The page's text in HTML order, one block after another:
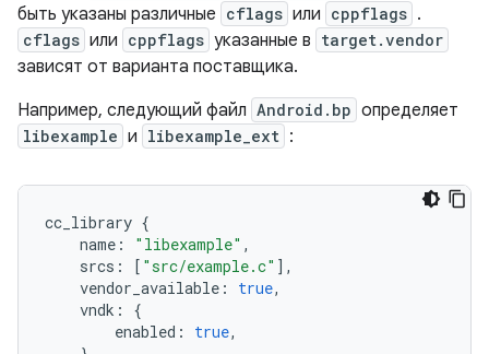
быть указаны различные cflags или cppflags .
cflags или cppflags указанные в target.vendor
зависят от варианта поставщика.
Например, следующий файл Android.bp определяет
libexample и libexample_ext :
cc_library {
name : "libexample" ,
srcs : [ "src/example.c" ],
vendor_available : true,
vndk :
{
enabled : true,